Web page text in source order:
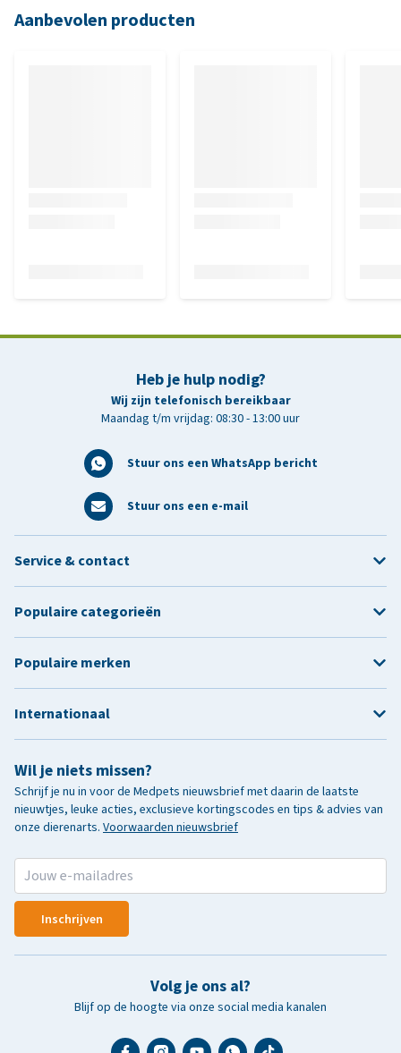
Aanbevolen producten
Heb je hulp nodig?
Wij zijn telefonisch bereikbaar
Maandag t/m vrijdag: 08:30 - 13:00 uur
Stuur ons een WhatsApp bericht
Stuur ons een e-mail
Wil je niets missen?
Schrijf je nu in voor de Medpets nieuwsbrief met daarin de laatste
nieuwtjes, leuke acties, exclusieve kortingscodes en tips & advies van
onze dierenarts. Voorwaarden nieuwsbrief
Inschrijven
Volg je ons al?
Blijf op de hoogte via onze social media kanalen
Service & contact
Populaire categorieën
Populaire merken
Internationaal